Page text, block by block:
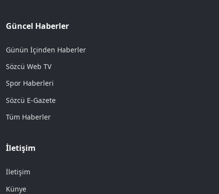
Güncel Haberler
Günün İçinden Haberler
Sözcü Web TV
Spor Haberleri
Sözcü E-Gazete
Tüm Haberler
İletişim
İletişim
Künye